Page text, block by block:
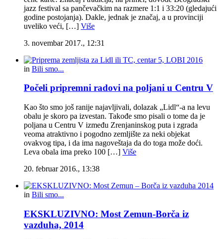
jazz festival sa pančevačkim na razmere 1:1 i 33:20 (gledajući
godine postojanja). Dakle, jednak je značaj, a u provinciji
uveliko veći, […] Više
3. novembar 2017., 12:31
in Bili smo...
Počeli pripremni radovi na poljani u Centru V
Kao što smo još ranije najavljivali, dolazak „Lidl“-a na levu
obalu je skoro pa izvestan. Takođe smo pisali o tome da je
poljana u Centru V između Zrenjaninskog puta i zgrada
veoma atraktivno i pogodno zemljište za neki objekat
ovakvog tipa, i da ima nagoveštaja da do toga može doći.
Leva obala ima preko 100 […] Više
20. februar 2016., 13:38
in Bili smo...
EKSKLUZIVNO: Most Zemun-Borča iz
vazduha, 2014